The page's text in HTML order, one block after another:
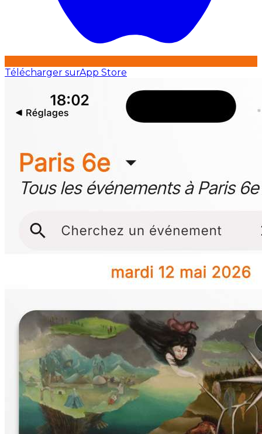
Télécharger surApp Store